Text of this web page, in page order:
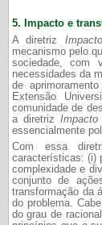
5.
Impacto e
A diretriz
mecanismo pelo
sociedade, com
necessidades da
de
Extensão
comunidade de
a diretrizImpacto
essencialmente
Com essa
características: (i)
complexidade e
conjunto de
transformação da
do problema.
do grau de